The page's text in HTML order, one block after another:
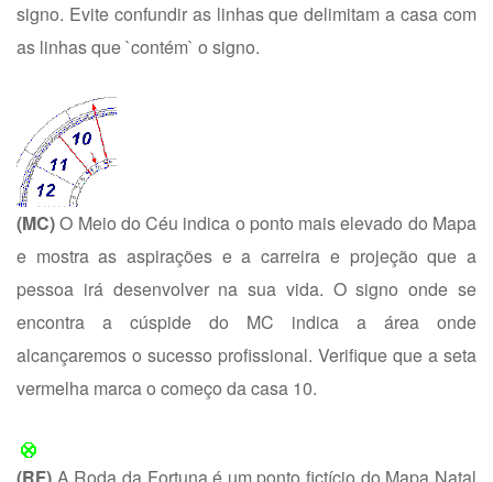
signo. Evite confundir as linhas que delimitam a casa com
as linhas que `contém` o signo.
(MC)O Meio do Céu indica o ponto mais elevado do Mapa
e mostra as aspirações e a carreira e projeção que a
pessoa irá desenvolver na sua vida. O signo onde se
encontra a cúspide do MC indica a área onde
alcançaremos o sucesso profissional. Verifique que a seta
vermelha marca o começo da casa 10.